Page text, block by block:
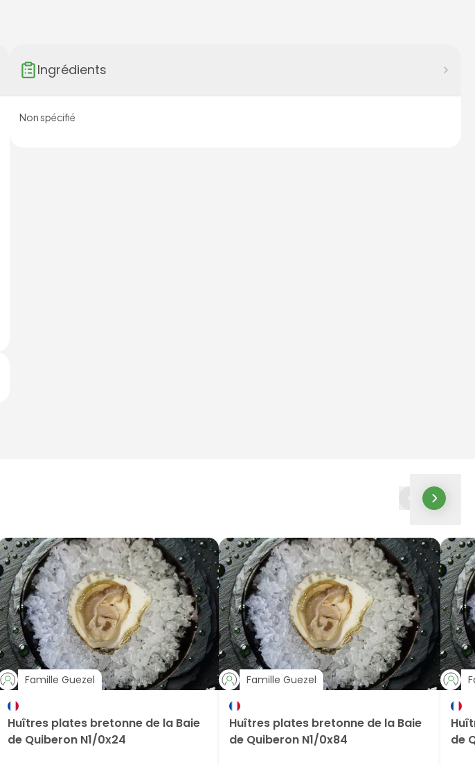
Ingrédients
Non spécifié
Famille Guezel
Huîtres plates bretonne de la Baie
de Quiberon N1/0x24
Famille Guezel
Huîtres plates bretonne de la Baie
de Quiberon N1/0x84
de